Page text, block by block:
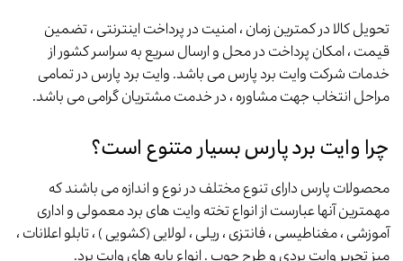
تحویل کالا در کمترین زمان ، امنیت در پرداخت اینترنتی ، تضمین
قیمت ، امکان پرداخت در محل و ارسال سریع به سراسر کشور از
خدمات شرکت وایت برد پارس می باشد. وایت برد پارس در تمامی
مراحل انتخاب جهت مشاوره ، در خدمت مشتریان گرامی می باشد.
چرا وایت برد پارس بسیار متنوع است؟
محصولات پارس دارای تنوع مختلف در نوع و اندازه می باشند که
مهمترین آنها عبارست از انواع تخته وایت های برد معمولی و اداری
آموزشی ، مغناطیسی ، فانتزی ، ریلی ، لولایی (کشویی ) ، تابلو اعلانات ،